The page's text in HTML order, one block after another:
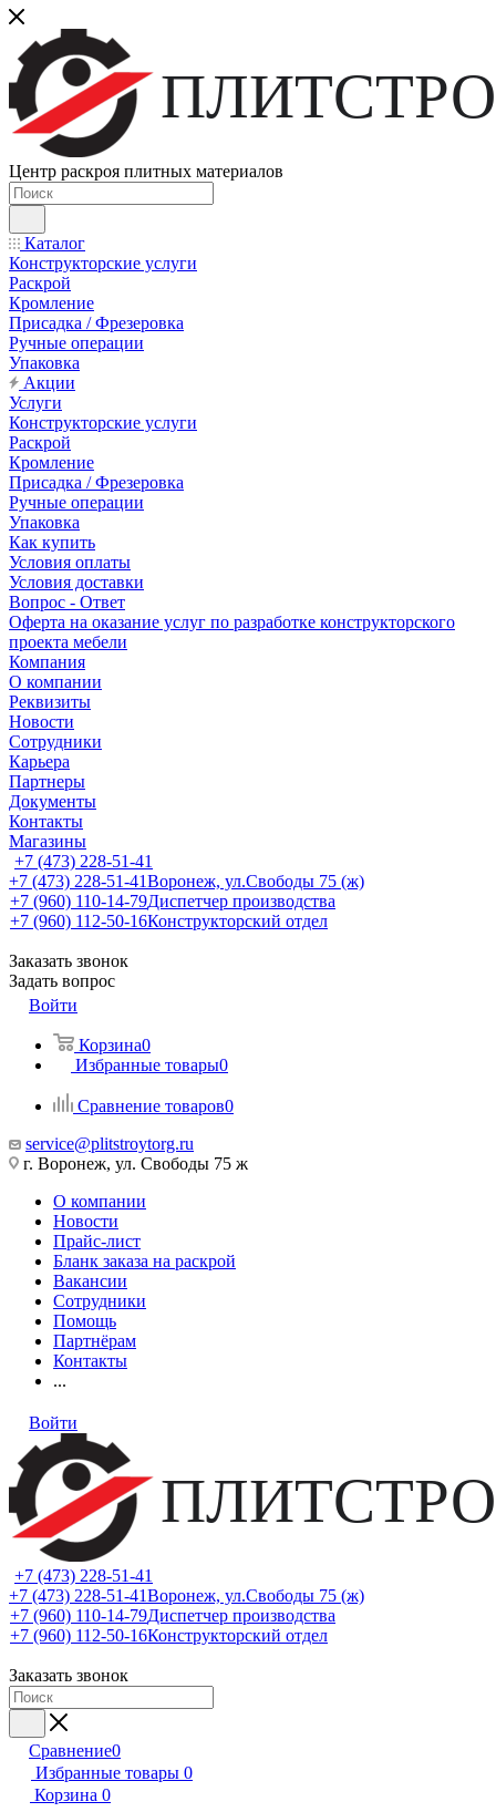
Центр раскроя плитных материалов
Каталог
Конструкторские услуги
Раскрой
Кромление
Присадка / Фрезеровка
Ручные операции
Упаковка
Акции
Услуги
Конструкторские услуги
Раскрой
Кромление
Присадка / Фрезеровка
Ручные операции
Упаковка
Как купить
Условия оплаты
Условия доставки
Вопрос - Ответ
Оферта на оказание услуг по разработке конструкторского
проекта мебели
Компания
О компании
Реквизиты
Новости
Сотрудники
Карьера
Партнеры
Документы
Контакты
Магазины
+7 (473) 228-51-41
+7 (473) 228-51-41Воронеж, ул.Свободы 75 (ж)
+7 (960) 110-14-79Диспетчер производства
+7 (960) 112-50-16Конструкторский отдел
Заказать звонок
Задать вопрос
Войти
Корзина0
Избранные товары0
Сравнение товаров0
service@plitstroytorg.ru
г. Воронеж, ул. Свободы 75 ж
О компании
Новости
Прайс-лист
Бланк заказа на раскрой
Вакансии
Сотрудники
Помощь
Партнёрам
Контакты
...
Войти
+7 (473) 228-51-41
+7 (473) 228-51-41Воронеж, ул.Свободы 75 (ж)
+7 (960) 110-14-79Диспетчер производства
+7 (960) 112-50-16Конструкторский отдел
Заказать звонок
Сравнение0
Избранные товары 0
Корзина 0